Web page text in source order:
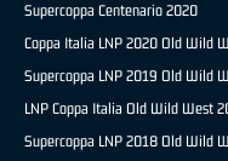
Supercoppa Centenario 2020
Coppa Italia LNP 2020 Old Wild
Supercoppa LNP 2019 Old Wild
LNP Coppa Italia Old Wild West
Supercoppa LNP 2018 Old Wild